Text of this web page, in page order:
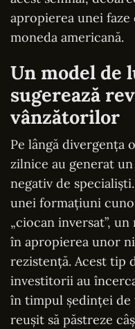
apropierea unei
moneda americană.
Un model de
sugerează
vânzătorilor
Pe lângă divergența
zilnice au generat
negativ de
unei formațiuni
„ciocan inversat”,
în apropierea unor
rezistență. Acest tip
investitorii au
în timpul ședinței de
reușit să păstreze